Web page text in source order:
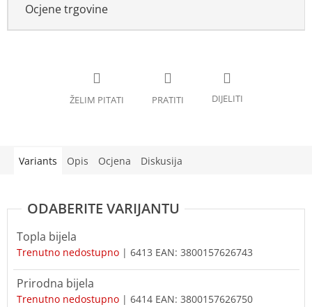
Ocjene trgovine
Variants Opis Ocjena Diskusija
Topla bijela
Trenutno nedostupno | 6413 EAN: 3800157626743
Prirodna bijela
Trenutno nedostupno | 6414 EAN: 3800157626750